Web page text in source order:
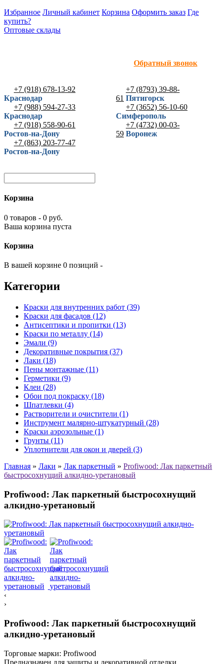
Избранное Личный кабинет Корзина Оформить заказ Где
купить?
Оптовые склады
Обратный звонок
+7 (918) 678-13-92
Краснодар
+7 (988) 594-27-33
Краснодар
+7 (918) 558-90-61
Ростов-на-Дону
+7 (863) 203-77-47
Ростов-на-Дону
+7 (8793) 39-88-
61 Пятигорск
+7 (3652) 56-10-60
Симферополь
+7 (4732) 00-03-
59 Воронеж
Корзина
0 товаров - 0 руб.
Ваша корзина пуста
Корзина
В вашей корзине 0 позиций -
Категории
Краски для внутренних работ (39)
Краски для фасадов (12)
Антисептики и пропитки (13)
Краски по металлу (14)
Эмали (9)
Декоративные покрытия (37)
Лаки (18)
Пены монтажные (11)
Герметики (9)
Клеи (28)
Обои под покраску (18)
Шпатлевки (4)
Растворители и очистители (1)
Инструмент малярно-штукатурный (28)
Краски аэрозольные (1)
Грунты (11)
Уплотнители для окон и дверей (3)
Главная » Лаки » Лак паркетный » Profiwood: Лак паркетный
быстросохнущий алкидно-уретановый
Profiwood: Лак паркетный быстросохнущий
алкидно-уретановый
‹
›
Profiwood: Лак паркетный быстросохнущий
алкидно-уретановый
Торговые марки: Profiwood
Предназначен для защиты и декоративной отделки